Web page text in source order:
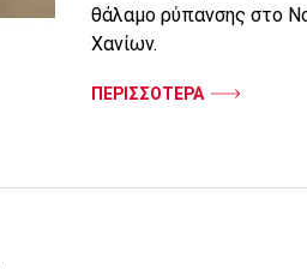
θάλαμο ρύπανσης στο
Χανίων.
ΠΕΡΙΣΣΟΤΕΡΑ